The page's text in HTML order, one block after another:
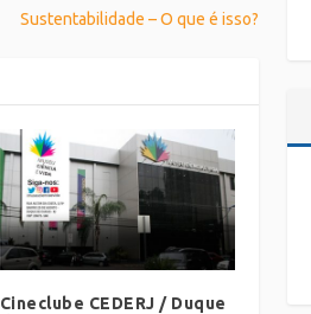
Sustentabilidade – O que é isso?
Cineclube CEDERJ / Duque